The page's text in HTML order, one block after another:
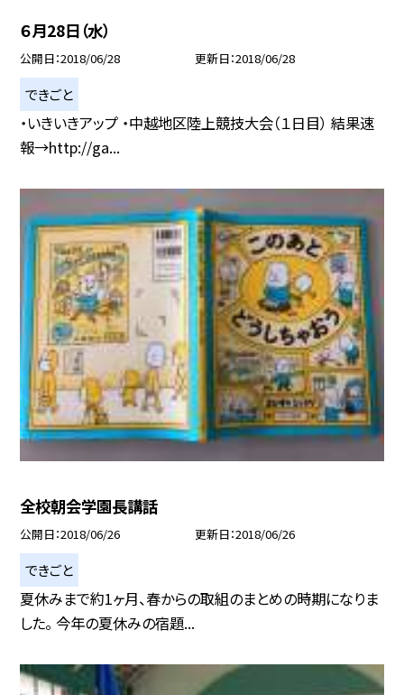
６月28日（水）
公開日 2018/06/28 更新日 2018/06/28
できごと
・いきいきアップ ・中越地区陸上競技大会（１日目） 結果速
報→http://ga...
全校朝会学園長講話
公開日 2018/06/26 更新日 2018/06/26
できごと
夏休みまで約1ヶ月、春からの取組のまとめの時期になりま
した。 今年の夏休みの宿題...